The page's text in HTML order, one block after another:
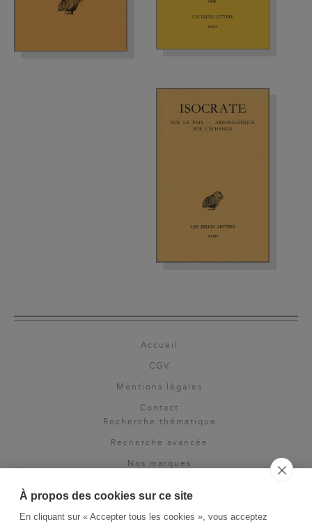
À propos des cookies sur ce site
En cliquant sur « Accepter tous les cookies », vous acceptez
Accueil
CGV
Mentions légales
Contact
Recherche thématique
Recherche avancée
Nos marques
Espace pro
Newsletter